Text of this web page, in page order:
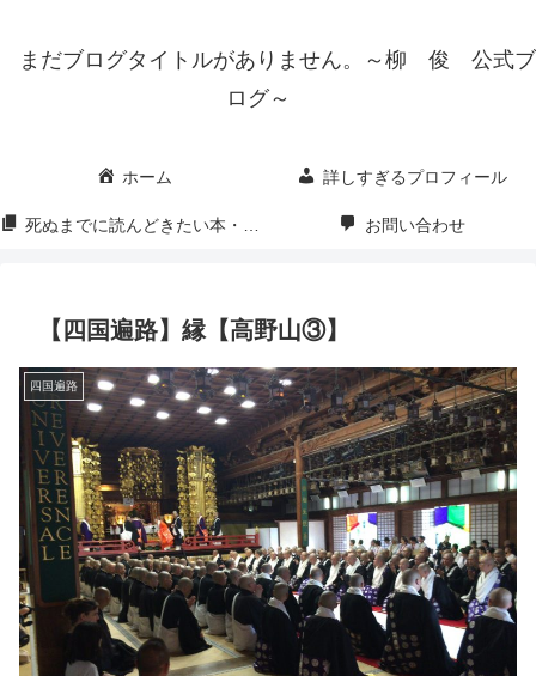
まだブログタイトルがありません。～柳 俊 公式ブ
ログ～
ホーム 詳しすぎるプロフィール
死ぬまでに読んどきたい本・映画・漫画 お問い合わせ
【四国遍路】縁【高野山③】
四国遍路